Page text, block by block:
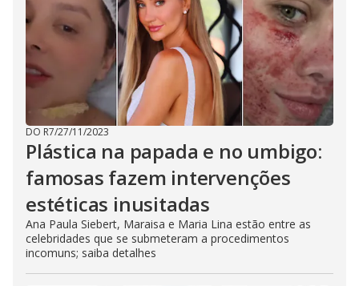
DO R7/27/11/2023
Plástica na papada e no umbigo:
famosas fazem intervenções
estéticas inusitadas
Ana Paula Siebert, Maraisa e Maria Lina estão entre as
celebridades que se submeteram a procedimentos
incomuns; saiba detalhes